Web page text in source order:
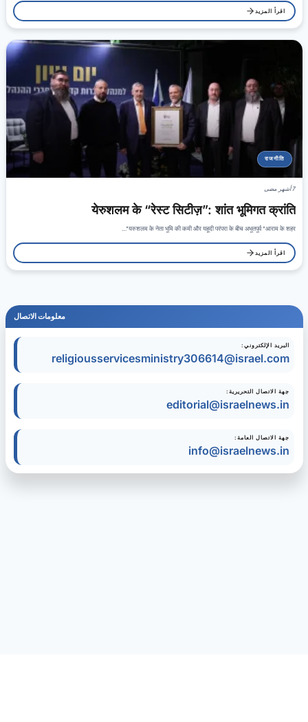
اقرأ المزيد
राजनीति
7 أشهر مضى
येरुशलम के “रेस्ट सिटीज़”: शांत भूमिगत क्रांति
यरुशलम के नेता भूमि की कमी और यहूदी परंपरा के बीच अभूतपूर्व "आराम के शहर"…
اقرأ المزيد
معلومات الاتصال
البريد الإلكتروني:
religiousservicesministry306614@israel.com
جهة الاتصال التحريرية:
editorial@israelnews.in
جهة الاتصال العامة:
info@israelnews.in